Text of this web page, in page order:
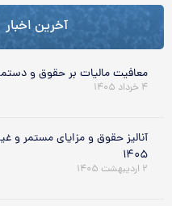
آخرین اخبار
معافیت مالیات بر حقوق و دستمزد
۴ خرداد ۱۴۰۵
آنالیز حقوق و مزایای مستمر و
۱۴۰۵
۲ اردیبهشت ۱۴۰۵